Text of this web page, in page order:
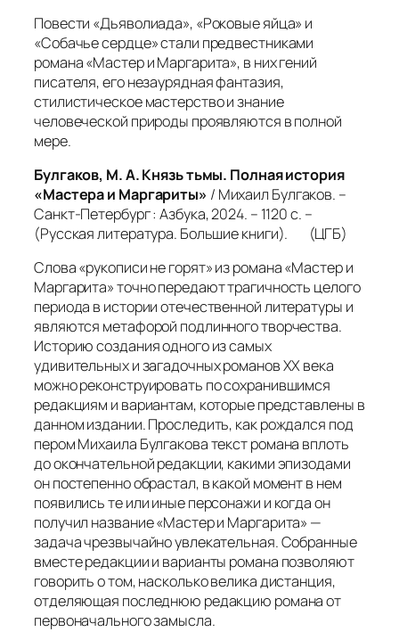
Повести «Дьяволиада», «Роковые яйца» и
«Собачье сердце» стали предвестниками
романа «Мастер и Маргарита», в них гений
писателя, его незаурядная фантазия,
стилистическое мастерство и знание
человеческой природы проявляются в полной
мере.
Булгаков, М. А. Князь тьмы. Полная история
«Мастера и Маргариты» / Михаил Булгаков. –
Санкт-Петербург : Азбука, 2024. – 1120 с. –
(Русская литература. Большие книги). (ЦГБ)
Слова «рукописи не горят» из романа «Мастер и
Маргарита» точно передают трагичность целого
периода в истории отечественной литературы и
являются метафорой подлинного творчества.
Историю создания одного из самых
удивительных и загадочных романов ХХ века
можно реконструировать по сохранившимся
редакциям и вариантам, которые представлены в
данном издании. Проследить, как рождался под
пером Михаила Булгакова текст романа вплоть
до окончательной редакции, какими эпизодами
он постепенно обрастал, в какой момент в нем
появились те или иные персонажи и когда он
получил название «Мастер и Маргарита» —
задача чрезвычайно увлекательная. Собранные
вместе редакции и варианты романа позволяют
говорить о том, насколько велика дистанция,
отделяющая последнюю редакцию романа от
первоначального замысла.